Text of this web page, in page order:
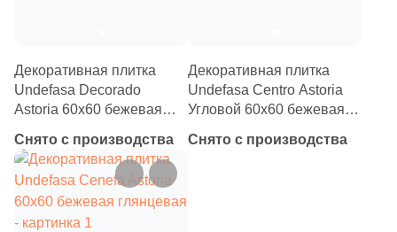
11x30 (1 )
12x20 (2)
14.5x27 (
14.8x14.8 (9
Декоративная плитка
Undefasa Decorado
Astoria 60x60 бежевая
Снято с производства
Декоративная плитка
Undefasa Centro Astoria
Угловой 60x60 бежевая
Снято с производства